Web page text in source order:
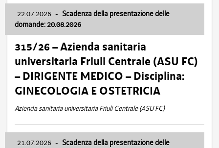
22.07.2026 - Scadenza della presentazione delle
domande: 20.08.2026
315/26 – Azienda sanitaria
universitaria Friuli Centrale (ASU FC)
– DIRIGENTE MEDICO – Disciplina:
GINECOLOGIA E OSTETRICIA
Azienda sanitaria universitaria Friuli Centrale (ASU FC)
21.07.2026 - Scadenza della presentazione delle